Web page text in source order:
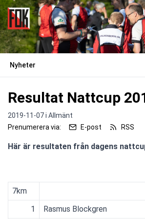
Nyheter
Resultat Nattcup
2019-11-07 i Allmänt
Prenumerera via:
E-post RSS
Här är resultaten från dagens
7km
1
Rasmus Blockgren